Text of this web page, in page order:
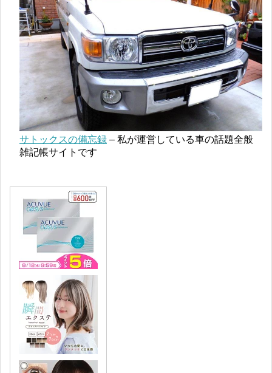
サトックスの備忘録 – 私が運営している車の話題全般
雑記帳サイトです